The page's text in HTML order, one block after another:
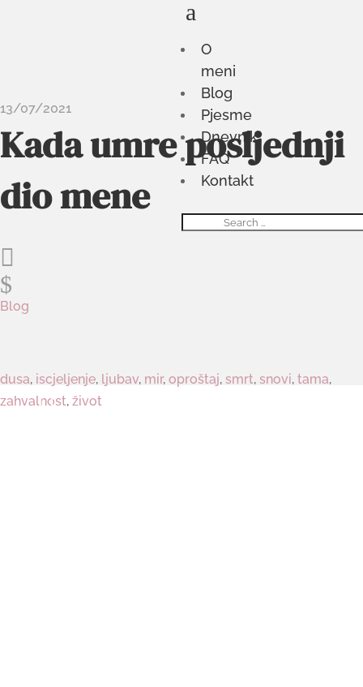
O
meni
Blog
Pjesme
Dnevnik
FAQ
Kontakt
a
13/07/2021
Kada umre posljednji
dio mene

$
Blog
dusa, iscjeljenje, ljubav, mir, oproštaj, smrt, snovi, tama,
zahvalnost, život
